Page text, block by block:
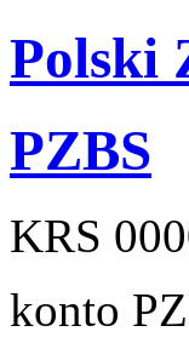
Polski
PZBS
KRS
konto